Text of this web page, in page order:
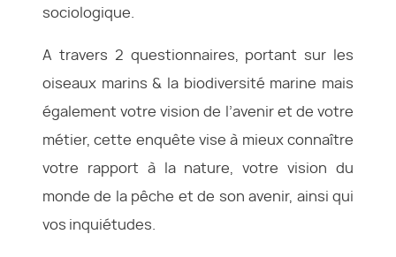
sociologique.
A travers 2 questionnaires, portant sur les
oiseaux marins & la biodiversité marine mais
également votre vision de l’avenir et de votre
métier, cette enquête vise à mieux connaître
votre rapport à la nature, votre vision du
monde de la pêche et de son avenir, ainsi qui
vos inquiétudes.